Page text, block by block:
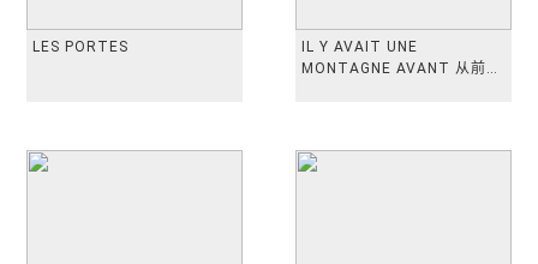
LES PORTES
IL Y AVAIT UNE
MONTAGNE AVANT 从前有